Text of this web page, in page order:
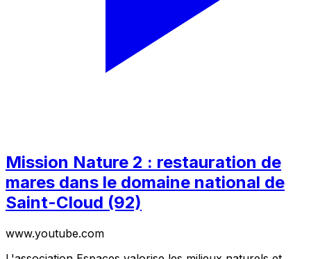
Mission Nature 2 : restauration de
mares dans le domaine national de
Saint-Cloud (92)
www.youtube.com